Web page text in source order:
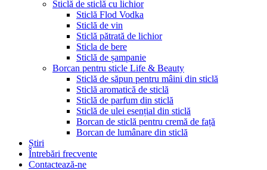
Sticlă de sticlă cu lichior
Sticlă Flod Vodka
Sticlă de vin
Sticlă pătrată de lichior
Sticla de bere
Sticlă de șampanie
Borcan pentru sticle Life & Beauty
Sticlă de săpun pentru mâini din sticlă
Sticlă aromatică de sticlă
Sticlă de parfum din sticlă
Sticlă de ulei esențial din sticlă
Borcan de sticlă pentru cremă de față
Borcan de lumânare din sticlă
Știri
Întrebări frecvente
Contactează-ne